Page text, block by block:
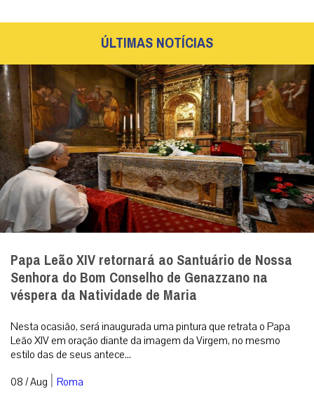
ÚLTIMAS NOTÍCIAS
Papa Leão XIV retornará ao Santuário de Nossa
Senhora do Bom Conselho de Genazzano na
véspera da Natividade de Maria
Nesta ocasião, será inaugurada uma pintura que retrata o Papa
Leão XIV em oração diante da imagem da Virgem, no mesmo
estilo das de seus antece...
08 / Aug | Roma